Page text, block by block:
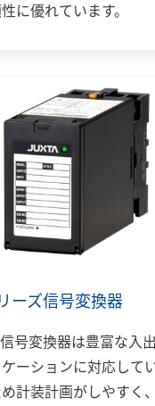
に優れています。
ーズ信号変換器
号変換器は豊富な入出
ーションに対応して
計装計画がしやすく